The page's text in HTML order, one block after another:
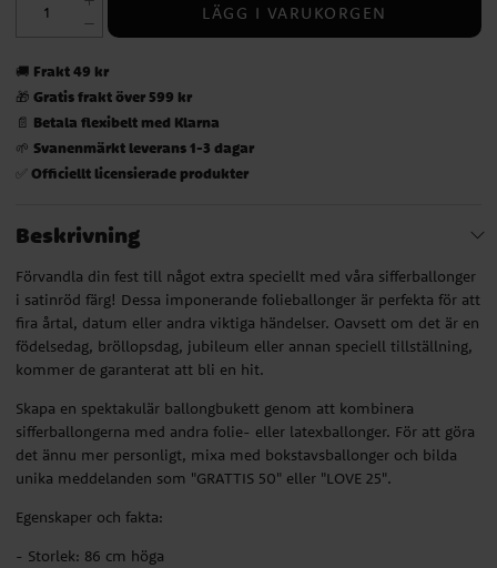
LÄGG I VARUKORGEN
🚚 Frakt 49 kr
🎁 Gratis frakt över 599 kr
📄 Betala flexibelt med Klarna
🌱 Svanenmärkt leverans 1-3 dagar
✅ Officiellt licensierade produkter
Beskrivning
Förvandla din fest till något extra speciellt med våra sifferballonger
i satinröd färg! Dessa imponerande folieballonger är perfekta för att
fira årtal, datum eller andra viktiga händelser. Oavsett om det är en
födelsedag, bröllopsdag, jubileum eller annan speciell tillställning,
kommer de garanterat att bli en hit.
Skapa en spektakulär ballongbukett genom att kombinera
sifferballongerna med andra folie- eller latexballonger. För att göra
det ännu mer personligt, mixa med bokstavsballonger och bilda
unika meddelanden som "GRATTIS 50" eller "LOVE 25".
Egenskaper och fakta:
- Storlek: 86 cm höga